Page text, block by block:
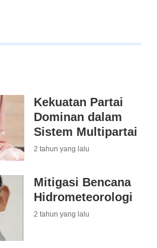
Kekuatan Partai
Dominan dalam
Sistem Multipartai
2 tahun yang lalu
Mitigasi Bencana
Hidrometeorologi
2 tahun yang lalu